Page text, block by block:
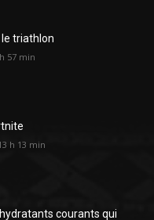
triathlon
57 min
h 13 min
courants qui